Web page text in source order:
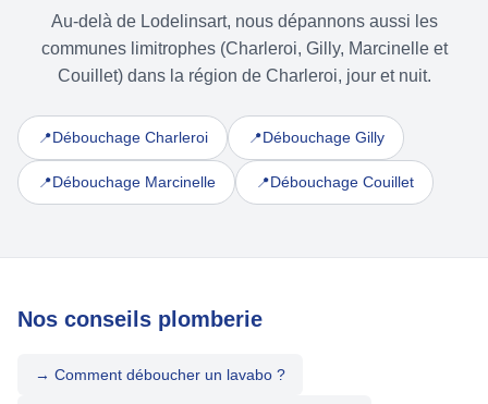
Au-delà de Lodelinsart, nous dépannons aussi les
communes limitrophes (Charleroi, Gilly, Marcinelle et
Couillet) dans la région de Charleroi, jour et nuit.
📍Débouchage Charleroi 📍Débouchage Gilly
📍Débouchage Marcinelle 📍Débouchage Couillet
Nos conseils plomberie
→ Comment déboucher un lavabo ?